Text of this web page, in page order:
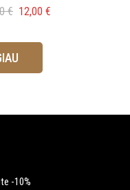
€ 12,00 €
-10%